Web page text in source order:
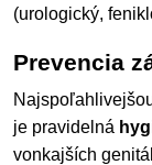
(urologický,
Prevencia
je pravidelná
vonkajších